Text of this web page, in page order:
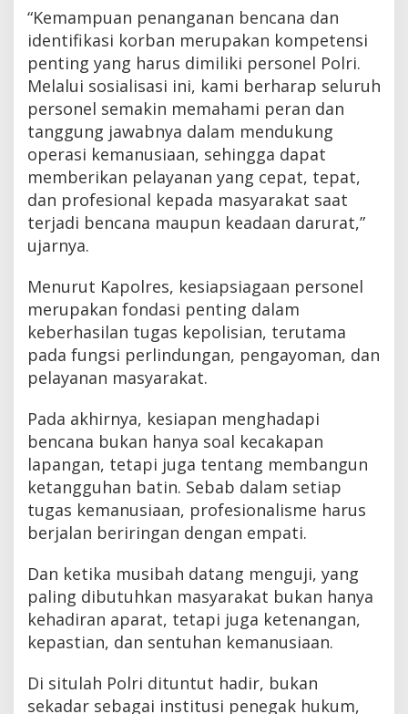
“Kemampuan penanganan bencana dan
identifikasi korban merupakan kompetensi
penting yang harus dimiliki personel Polri.
Melalui sosialisasi ini, kami berharap seluruh
personel semakin memahami peran dan
tanggung jawabnya dalam mendukung
operasi kemanusiaan, sehingga dapat
memberikan pelayanan yang cepat, tepat,
dan profesional kepada masyarakat saat
terjadi bencana maupun keadaan darurat,”
ujarnya.
Menurut Kapolres, kesiapsiagaan personel
merupakan fondasi penting dalam
keberhasilan tugas kepolisian, terutama
pada fungsi perlindungan, pengayoman, dan
pelayanan masyarakat.
Pada akhirnya, kesiapan menghadapi
bencana bukan hanya soal kecakapan
lapangan, tetapi juga tentang membangun
ketangguhan batin. Sebab dalam setiap
tugas kemanusiaan, profesionalisme harus
berjalan beriringan dengan empati.
Dan ketika musibah datang menguji, yang
paling dibutuhkan masyarakat bukan hanya
kehadiran aparat, tetapi juga ketenangan,
kepastian, dan sentuhan kemanusiaan.
Di situlah Polri dituntut hadir, bukan
sekadar sebagai institusi penegak hukum,